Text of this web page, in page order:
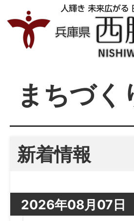
まちづく
新着情報
2026年08月07日